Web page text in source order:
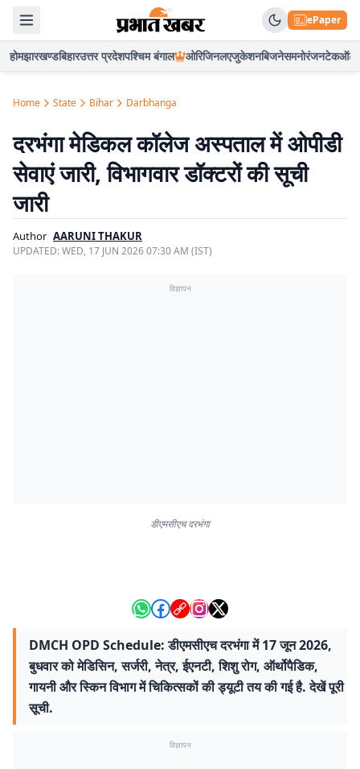
ePaper
होमझारखण्डबिहारउत्तर प्रदेशपश्चिम बंगाल ओरिजिनलएजुकेशनबिजनेसमनोरंजनटेकऑटो
Home State Bihar Darbhanga
दरभंगा मेडिकल कॉलेज अस्पताल में ओपीडी
सेवाएं जारी, विभागवार डॉक्टरों की सूची
जारी
Author AARUNI THAKUR
UPDATED:WED, 17 JUN 2026 07:30 AM (IST)
विज्ञापन
डीएमसीएच दरभंगा
DMCH OPD Schedule: डीएमसीएच दरभंगा में 17 जून 2026,
बुधवार को मेडिसिन, सर्जरी, नेत्र, ईएनटी, शिशु रोग, ऑर्थोपैडिक,
गायनी और स्किन विभाग में चिकित्सकों की ड्यूटी तय की गई है. देखें पूरी
सूची.
विज्ञापन